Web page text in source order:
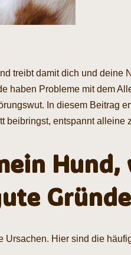
treibt damit dich und deine
haben Probleme mit dem
In diesem Beitrag
beibringst, entspannt alleine
Hund,
Gründe
Ursachen. Hier sind die